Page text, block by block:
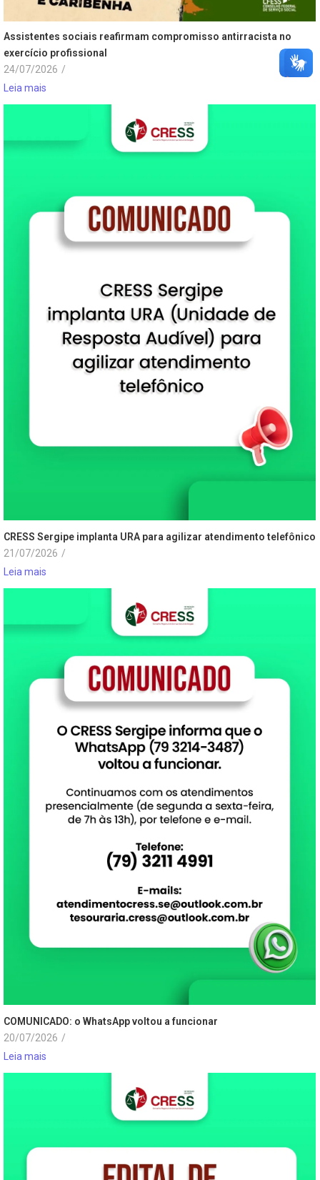
Assistentes sociais reafirmam compromisso antirracista no
exercício profissional
24/07/2026 /
Leia mais
CRESS Sergipe implanta URA para agilizar atendimento telefônico
21/07/2026 /
Leia mais
COMUNICADO: o WhatsApp voltou a funcionar
20/07/2026 /
Leia mais